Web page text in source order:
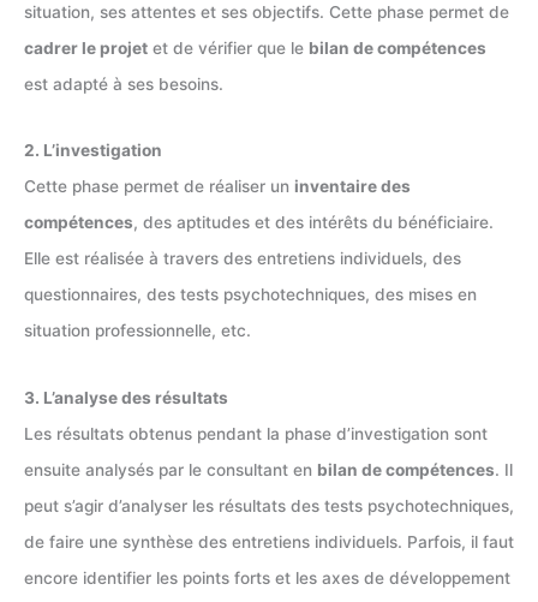
situation, ses attentes et ses objectifs. Cette phase permet de
cadrer le projet et de vérifier que le bilan de compétences
est adapté à ses besoins.
2. L’investigation
Cette phase permet de réaliser un inventaire des
compétences, des aptitudes et des intérêts du bénéficiaire.
Elle est réalisée à travers des entretiens individuels, des
questionnaires, des tests psychotechniques, des mises en
situation professionnelle, etc.
3. L’analyse des résultats
Les résultats obtenus pendant la phase d’investigation sont
ensuite analysés par le consultant en bilan de compétences. Il
peut s’agir d’analyser les résultats des tests psychotechniques,
de faire une synthèse des entretiens individuels. Parfois, il faut
encore identifier les points forts et les axes de développement